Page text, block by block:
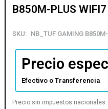
B850M-PLUS WIFI7
SKU: NB_TUF GAMING
Precio
Efectivo o Transferencia
Precio sin impuestos